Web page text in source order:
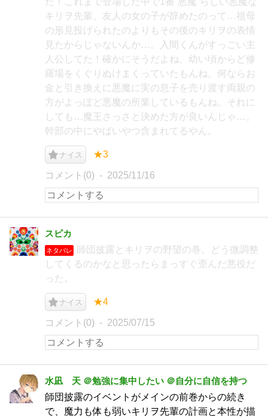
キリヲ先輩。友人の女の子が辞めたのって…祖母
の形見投げられたのよりもその後のキリヲの表情
見たからじゃないんか…。入間くんがすっごい主
人公してた！確かにそうだよね、幼い頃からど修
羅場をくぐりぬけまくっていたもんね。何ならお
金と引き換えに悪魔に実の息子を売り渡す両親の
方がよっぽど悪魔の所業しているもんね。それに
しても…魔王さっさと決めた方が良いんじゃ…。
幹部の中にやばいやつ含まれてるやん。
ナイス ★3
コメント(0) 2025/11/16
スピカ
ネタバレ
師団披露とキリヲの野望の巻。どう微調整
してくるのかなと思ったらまっすぐ歪んだ悪役だ
った。
ナイス ★4
コメント(0) 2025/07/15
水凪 天 ＠勉強に集中したい ＠自分に自信を持つ
師団披露のイベントがメインの前巻からの続き
で、魔力も体も弱いキリヲ先輩の計画と本性が描